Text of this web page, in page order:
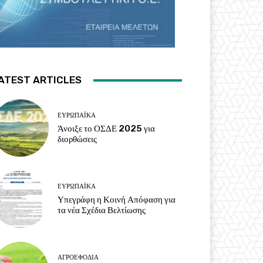
ARTICLES
ΕΥΡΩΠΑΪΚΆ
Άνοιξε το ΟΣΔΕ 2025 για
διορθώσεις
ΕΥΡΩΠΑΪΚΆ
Υπεγράφη η Κοινή Απόφαση για
τα νέα Σχέδια Βελτίωσης
ΑΓΡΟΕΦΌΔΙΑ